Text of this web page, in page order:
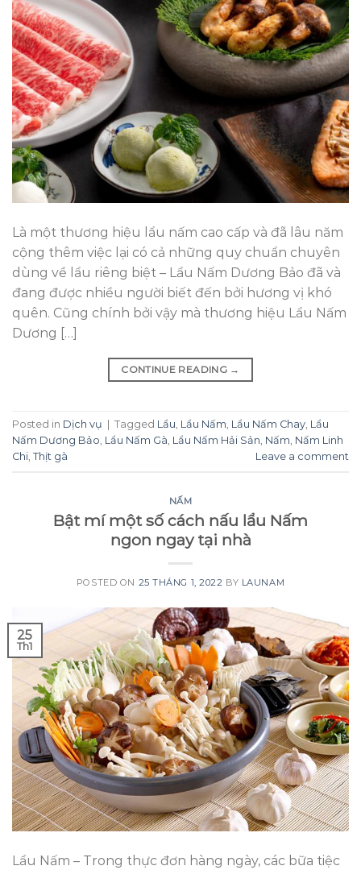
Là một thương hiệu lẩu nấm cao cấp và đã lâu năm
cộng thêm việc lại có cả những quy chuẩn chuyên
dùng về lẩu riêng biệt – Lẩu Nấm Dương Bảo đã và
đang được nhiều người biết đến bởi hương vị khó
quên. Cũng chính bởi vậy mà thương hiệu Lẩu Nấm
Dương […]
CONTINUE READING →
Posted in Dịch vụ Tagged Lẩu, Lẩu Nấm, Lẩu Nấm Chay, Lẩu
Nấm Dương Bảo, Lẩu Nấm Gà, Lẩu Nấm Hải Sản, Nấm, Nấm Linh
Chi, Thịt gà Leave a comment
NẤM
Bật mí một số cách nấu lẩu Nấm
ngon ngay tại nhà
POSTED ON 25 THÁNG 1, 2022 BY LAUNAM
25
Th1
Lẩu Nấm – Trong thực đơn hàng ngày, các bữa tiệc